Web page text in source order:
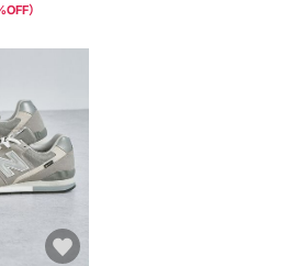
）